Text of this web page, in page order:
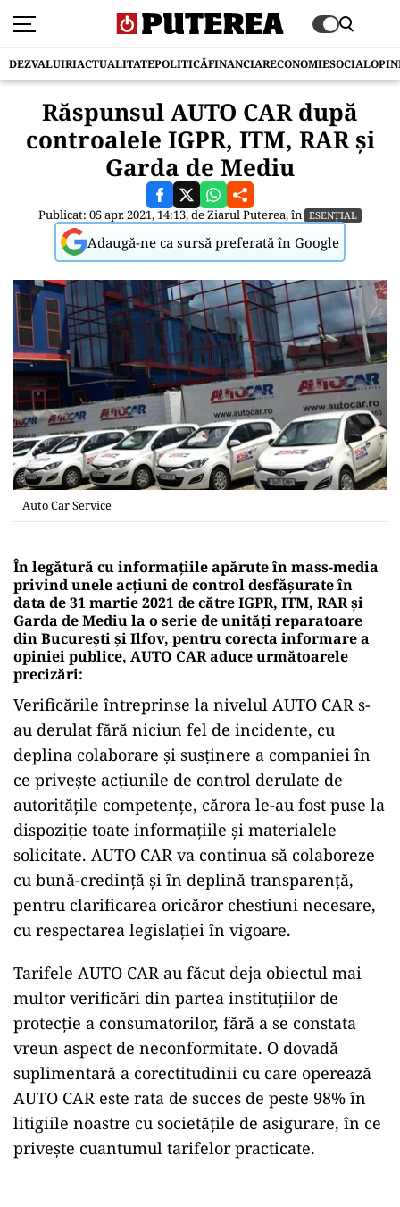
DEZVALUIRIACTUALITATEPOLITICĂFINANCIARECONOMIESOCIAL
Răspunsul AUTO CAR după
controalele IGPR, ITM, RAR și
Garda de Mediu
Publicat: 05 apr. 2021, 14:13, deZiarul Puterea, în ESENȚIAL
Adaugă-ne ca sursă preferată în Google
Auto Car Service
În legătură cu informațiile apărute în mass-media
privind unele acțiuni de control desfășurate în
data de 31 martie 2021 de către IGPR, ITM, RAR și
Garda de Mediu la o serie de unități reparatoare
din București și Ilfov, pentru corecta informare a
opiniei publice, AUTO CAR aduce următoarele
precizări:
Verificările întreprinse la nivelul AUTO CAR s-
au derulat fără niciun fel de incidente, cu
deplina colaborare și susținere a companiei în
ce privește acțiunile de control derulate de
autoritățile competențe, cărora le-au fost puse la
dispoziție toate informațiile și materialele
solicitate. AUTO CAR va continua să colaboreze
cu bună-credință și în deplină transparență,
pentru clarificarea oricăror chestiuni necesare,
cu respectarea legislației în vigoare.
Tarifele AUTO CAR au făcut deja obiectul mai
multor verificări din partea instituțiilor de
protecție a consumatorilor, fără a se constata
vreun aspect de neconformitate. O dovadă
suplimentară a corectitudinii cu care operează
AUTO CAR este rata de succes de peste 98% în
litigiile noastre cu societățile de asigurare, în ce
privește cuantumul tarifelor practicate.